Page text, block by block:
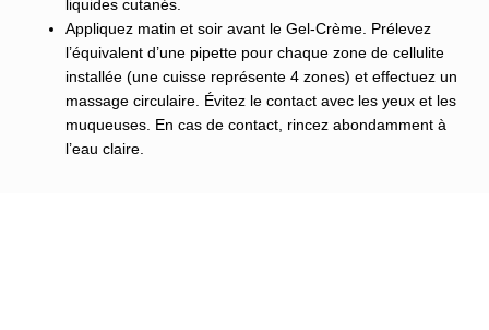
liquides cutanés.
Appliquez matin et soir avant le Gel-Crème. Prélevez
l’équivalent d’une pipette pour chaque zone de cellulite
installée (une cuisse représente 4 zones) et effectuez un
massage circulaire. Évitez le contact avec les yeux et les
muqueuses. En cas de contact, rincez abondamment à
l’eau claire.